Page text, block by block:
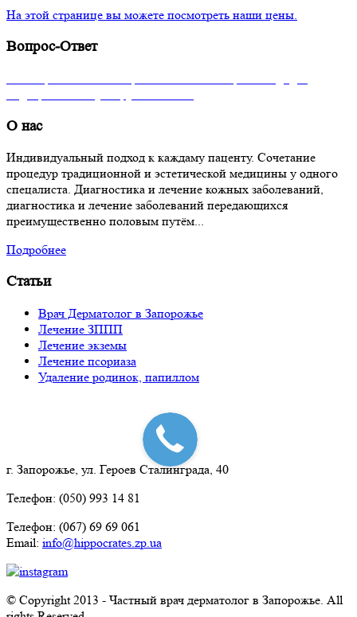
На этой странице вы можете посмотреть наши цены.
Вопрос-Ответ
О нас
Индивидуальный подход к каждаму паценту. Сочетание
процедур традиционной и эстетической медицины у одного
спецалиста. Диагностика и лечение кожных заболеваний,
диагностика и лечение заболеваний передающихся
преимущественно половым путём...
Подробнее
Статьи
Врач Дерматолог в Запорожье
Лечение ЗППП
Лечение экземы
Лечение псориаза
Удаление родинок, папиллом
г. Запорожье, ул. Героев Сталинграда, 40
Телефон: (050) 993 14 81
Телефон: (067) 69 69 061
Email: info@hippocrates.zp.ua
© Copyright 2013 - Частный врач дерматолог в Запорожье. All